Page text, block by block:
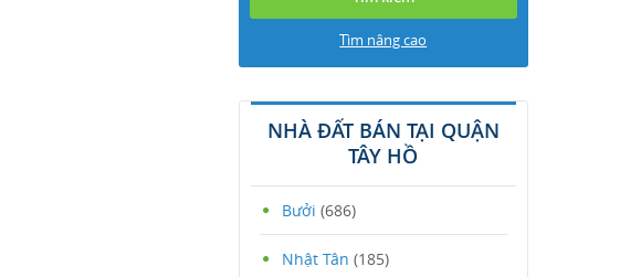
Tìm nâng cao
NHÀ ĐẤT BÁN TẠI QUẬN
TÂY HỒ
Bưởi (686)
Nhật Tân (185)